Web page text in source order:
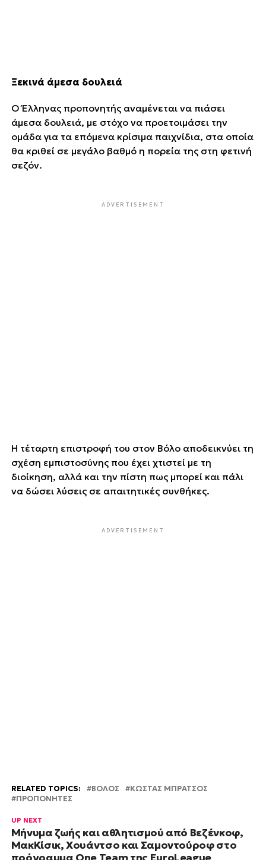
Ξεκινά άμεσα δουλειά
Ο Έλληνας προπονητής αναμένεται να πιάσει
άμεσα δουλειά, με στόχο να προετοιμάσει την
ομάδα για τα επόμενα κρίσιμα παιχνίδια, στα οποία
θα κριθεί σε μεγάλο βαθμό η πορεία της στη φετινή
σεζόν.
ADVERTISEMENT
Η τέταρτη επιστροφή του στον Βόλο αποδεικνύει τη
σχέση εμπιστοσύνης που έχει χτιστεί με τη
διοίκηση, αλλά και την πίστη πως μπορεί και πάλι
να δώσει λύσεις σε απαιτητικές συνθήκες.
ADVERTISEMENT
RELATED TOPICS: ΒΟΛΟΣ
ΚΩΣΤΑΣ ΜΠΡΑΤΣΟΣ
ΠΡΟΠΟΝΗΤΕΣ
UP NEXT
Μήνυμα ζωής και αθλητισμού από Βεζένκοφ,
ΜακΚίσικ, Χουάντσο και Σαμοντούροφ στο